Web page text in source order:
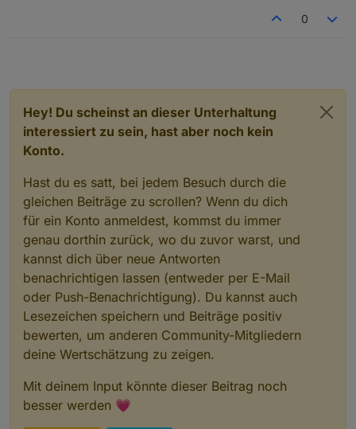
await setStateAsync(obj.id, { val:
0
Hey! Du scheinst an dieser Unterhaltung
interessiert zu sein, hast aber noch kein
Konto.
Hast du es satt, bei jedem Besuch durch die
gleichen Beiträge zu scrollen? Wenn du dich
für ein Konto anmeldest, kommst du immer
genau dorthin zurück, wo du zuvor warst, und
kannst dich über neue Antworten
benachrichtigen lassen (entweder per E-Mail
oder Push-Benachrichtigung). Du kannst auch
Lesezeichen speichern und Beiträge positiv
bewerten, um anderen Community-Mitgliedern
deine Wertschätzung zu zeigen.
Mit deinem Input könnte dieser Beitrag noch
besser werden 💗